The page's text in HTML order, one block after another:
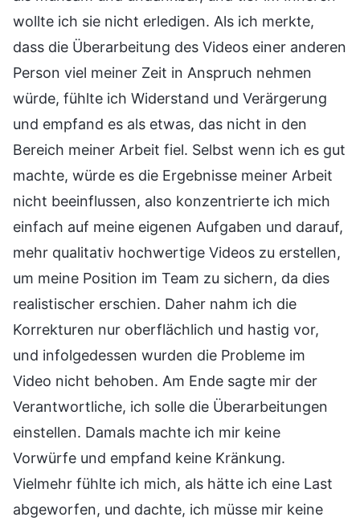
wollte ich sie nicht erledigen. Als ich merkte,
dass die Überarbeitung des Videos einer anderen
Person viel meiner Zeit in Anspruch nehmen
würde, fühlte ich Widerstand und Verärgerung
und empfand es als etwas, das nicht in den
Bereich meiner Arbeit fiel. Selbst wenn ich es gut
machte, würde es die Ergebnisse meiner Arbeit
nicht beeinflussen, also konzentrierte ich mich
einfach auf meine eigenen Aufgaben und darauf,
mehr qualitativ hochwertige Videos zu erstellen,
um meine Position im Team zu sichern, da dies
realistischer erschien. Daher nahm ich die
Korrekturen nur oberflächlich und hastig vor,
und infolgedessen wurden die Probleme im
Video nicht behoben. Am Ende sagte mir der
Verantwortliche, ich solle die Überarbeitungen
einstellen. Damals machte ich mir keine
Vorwürfe und empfand keine Kränkung.
Vielmehr fühlte ich mich, als hätte ich eine Last
abgeworfen, und dachte, ich müsse mir keine